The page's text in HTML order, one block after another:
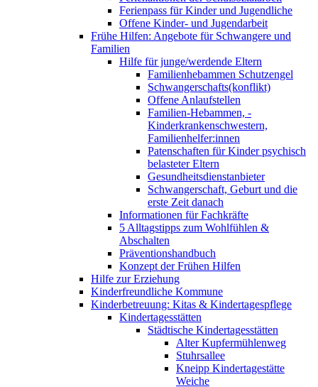
Ferienpass für Kinder und Jugendliche
Offene Kinder- und Jugendarbeit
Frühe Hilfen: Angebote für Schwangere und
Familien
Hilfe für junge/werdende Eltern
Familienhebammen Schutzengel
Schwangerschafts(konflikt)
Offene Anlaufstellen
Familien-Hebammen, -
Kinderkrankenschwestern,
Familienhelfer:innen
Patenschaften für Kinder psychisch
belasteter Eltern
Gesundheitsdienstanbieter
Schwangerschaft, Geburt und die
erste Zeit danach
Informationen für Fachkräfte
5 Alltagstipps zum Wohlfühlen &
Abschalten
Präventionshandbuch
Konzept der Frühen Hilfen
Hilfe zur Erziehung
Kinderfreundliche Kommune
Kinderbetreuung: Kitas & Kindertagespflege
Kindertagesstätten
Städtische Kindertagesstätten
Alter Kupfermühlenweg
Stuhrsallee
Kneipp Kindertagestätte
Weiche